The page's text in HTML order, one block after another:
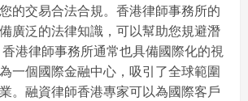
的交易合法合規。香港律師事務所的
廣泛的法律知識，可以幫助您規避潛
港律師事務所通常也具備國際化的視
一個國際金融中心，吸引了全球範圍
。融資律師香港專家可以為國際客戶